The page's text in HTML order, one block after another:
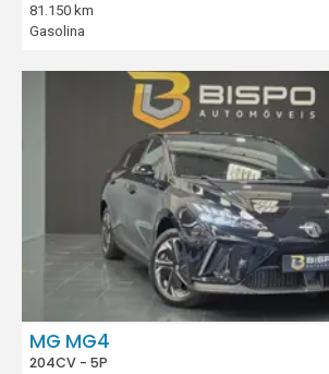
81.150 km
Gasolina
MG MG4
204CV - 5P